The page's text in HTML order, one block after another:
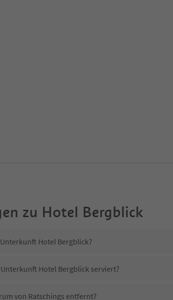
zu Hotel Bergblick
Hotel Bergblick?
Hotel Bergblick serviert?
von Ratschings entfernt?